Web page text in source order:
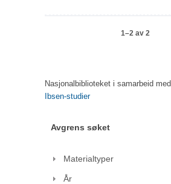
1–2 av 2
Nasjonalbiblioteket i samarbeid med
Ibsen-studier
Avgrens søket
Materialtyper
År